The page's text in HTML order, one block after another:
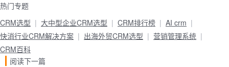
热门专题
CRM选型
大中型企业CRM选型 CRM排行榜
AI crm
快消行业CRM解决方案
出海外贸CRM选型
营销管理系统
CRM百科
阅读下一篇